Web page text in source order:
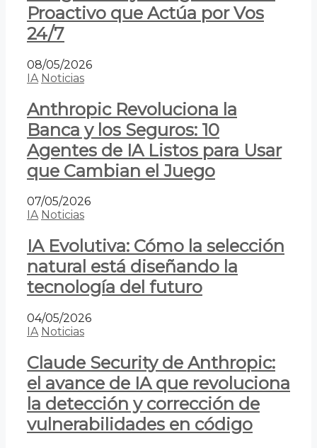
Proactivo que Actúa por Vos
24/7
08/05/2026
IA Noticias
Anthropic Revoluciona la
Banca y los Seguros: 10
Agentes de IA Listos para Usar
que Cambian el Juego
07/05/2026
IA Noticias
IA Evolutiva: Cómo la selección
natural está diseñando la
tecnología del futuro
04/05/2026
IA Noticias
Claude Security de Anthropic:
el avance de IA que revoluciona
la detección y corrección de
vulnerabilidades en código